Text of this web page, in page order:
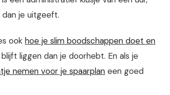
je uitgeeft.
ook hoe je slim boodschappen doet en
liggen dan je doorhebt. En als je
nemen voor je spaarplan een goed